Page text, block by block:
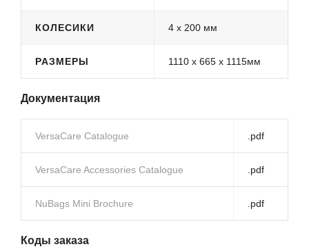
КОЛЕСИКИ 4 x 200 мм
РАЗМЕРЫ 1110 x 665 x 1115мм
Документация
VersaCare Catalogue .pdf
VersaCare Accessories Catalogue .pdf
NuBags Mini Brochure .pdf
Коды заказа